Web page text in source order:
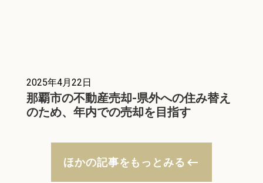
2025年4月22日
那覇市の不動産売却-県外への住み替え
のため、年内での売却を目指す
ほかの記事をもっとみる keyboard_backspace